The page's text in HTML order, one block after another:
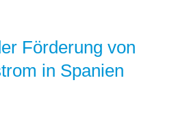
Förderung von
in Spanien